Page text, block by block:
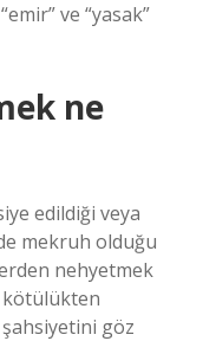
ve “yasak”
ne
edildiği veya
mekruh olduğu
nehyetmek
kötülükten
göz